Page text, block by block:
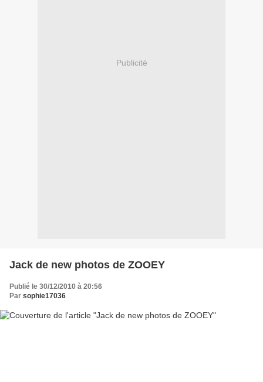
Publicité
Jack de new photos de ZOOEY
Publié le 30/12/2010 à 20:56
Par sophie17036